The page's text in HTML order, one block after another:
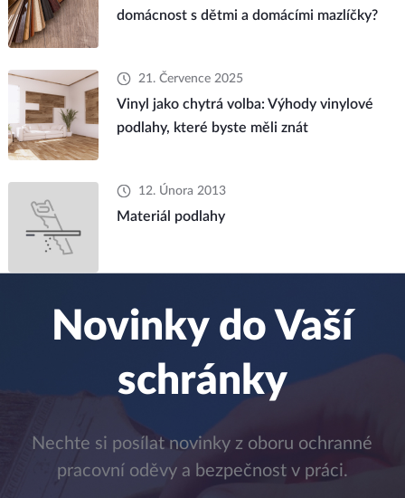
domácnost s dětmi a domácími mazlíčky?
21. Července 2025
Vinyl jako chytrá volba: Výhody vinylové
podlahy, které byste měli znát
12. Února 2013
Materiál podlahy
Novinky do Vaší
schránky
Nechte si posílat novinky z oboru ochranné
pracovní oděvy a bezpečnost v práci.